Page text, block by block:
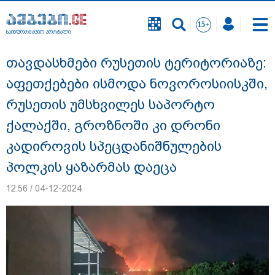
საინფორმაციო პორტალი
შსს 2014 წელს გაუჩინარებული გურამ
დადიანიძის საქმის გამოძიების შესახებ
განცხადებას ავრცელებს
საინფორმაციო პორტალი
თავდასხმები რუსეთის ტერიტორიაზე:
აფეთქებები ისმოდა ნოვოროსიისკში,
რუსეთის უმსხვილეს საპორტო
ქალაქში, გროზნოში კი დრონი
კადიროვის სპეცდანიშნულების
პოლკის ყაზარმას დაეცა
12:56 / 04-12-2024